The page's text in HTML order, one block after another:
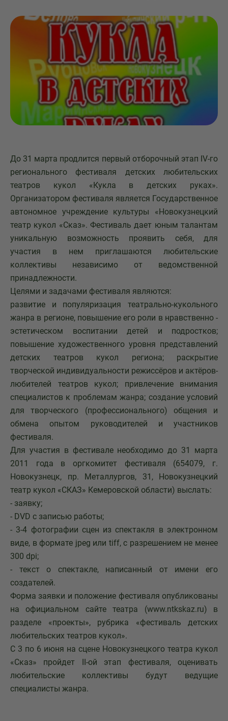
До 31 марта продлится первый отборочный этап IV-го
регионального фестиваля детских любительских
театров кукол «Кукла в детских руках».
Организатором фестиваля является Государственное
автономное учреждение культуры «Новокузнецкий
театр кукол «Сказ». Фестиваль дает юным талантам
уникальную возможность проявить себя, для
участия в нем приглашаются любительские
коллективы независимо от ведомственной
принадлежности.
Целями и задачами фестиваля являются:
развитие и популяризация театрально-кукольного
жанра в регионе, повышение его роли в нравственно -
эстетическом воспитании детей и подростков;
повышение художественного уровня представлений
детских театров кукол региона; раскрытие
творческой индивидуальности режиссёров и актёров-
любителей театров кукол; привлечение внимания
специалистов к проблемам жанра; создание условий
для творческого (профессионального) общения и
обмена опытом руководителей и участников
фестиваля.
Для участия в фестивале необходимо до 31 марта
2011 года в оргкомитет фестиваля (654079, г.
Новокузнецк, пр. Металлургов, 31, Новокузнецкий
театр кукол «СКАЗ» Кемеровской области) выслать:
- заявку;
- DVD с записью работы;
- 3-4 фотографии сцен из спектакля в электронном
виде, в формате jpeg или tiff, c разрешением не менее
300 dpi;
- текст о спектакле, написанный от имени его
создателей.
Форма заявки и положение фестиваля опубликованы
на официальном сайте театра (www.ntkskaz.ru) в
разделе «проекты», рубрика «фестиваль детских
любительских театров кукол».
С 3 по 6 июня на сцене Новокузнецкого театра кукол
«Сказ» пройдет II-ой этап фестиваля, оценивать
любительские коллективы будут ведущие
специалисты жанра.